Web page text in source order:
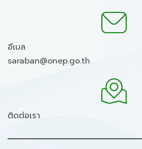
อีเมล
saraban@onep.go.th
ติดต่อเรา